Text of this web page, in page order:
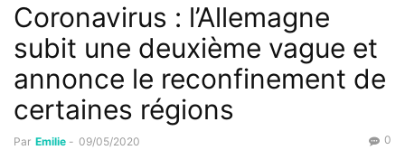
Coronavirus : l’Allemagne
subit une deuxième vague et
annonce le reconfinement de
certaines régions
Par Emilie - 09/05/2020 0